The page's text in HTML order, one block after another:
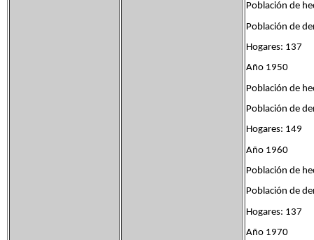
Población de
Población de
Hogares: 137
Año 1950
Población de
Población de
Hogares: 149
Año 1960
Población de
Población de
Hogares: 137
Año 1970